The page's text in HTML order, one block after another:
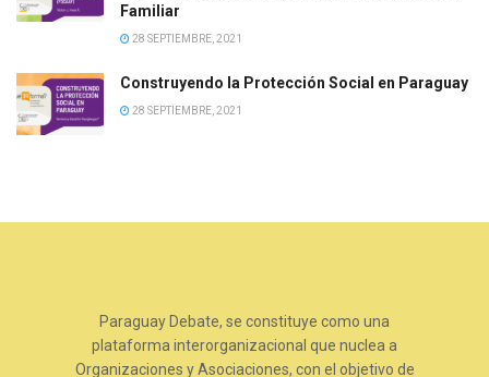
Familiar
28 SEPTIEMBRE, 2021
Construyendo la Protección Social en Paraguay
28 SEPTIEMBRE, 2021
Paraguay Debate, se constituye como una
plataforma interorganizacional que nuclea a
Organizaciones y Asociaciones, con el objetivo de